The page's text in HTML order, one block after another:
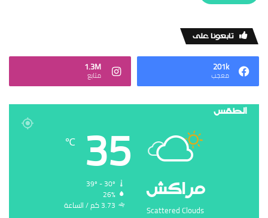
‏تابعونا على
201k
‏معجب
1.3M
‏متابع
الطقس
‏مراكش
Scattered Clouds
35
℃
26%
3.73 ‏كم / الساعة